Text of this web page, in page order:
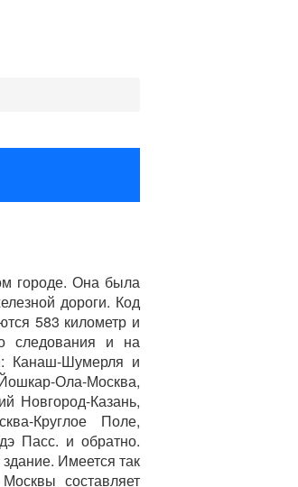
городе. Она была
дороги. Код
583 километр и
следования и на
Канаш-Шумерля и
Ола-Москва,
Новгород-Казань,
Круглое Поле,
Пасс. и обратно.
Имеется так
составляет